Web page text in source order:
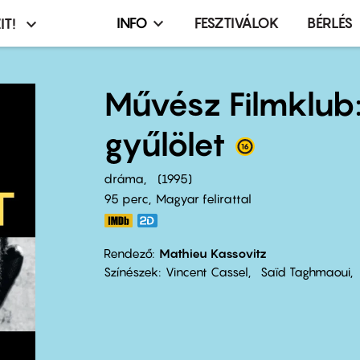
Infó,
terembérlés
menü
INFO FESZTIVÁLOK BÉRLÉS
Művész
gyűlölet
dráma
1995
95 perc,
Magyar felirattal
Rendező Mathieu Kassovitz
Színészek
Vincent Cassel Saïd Taghmaoui